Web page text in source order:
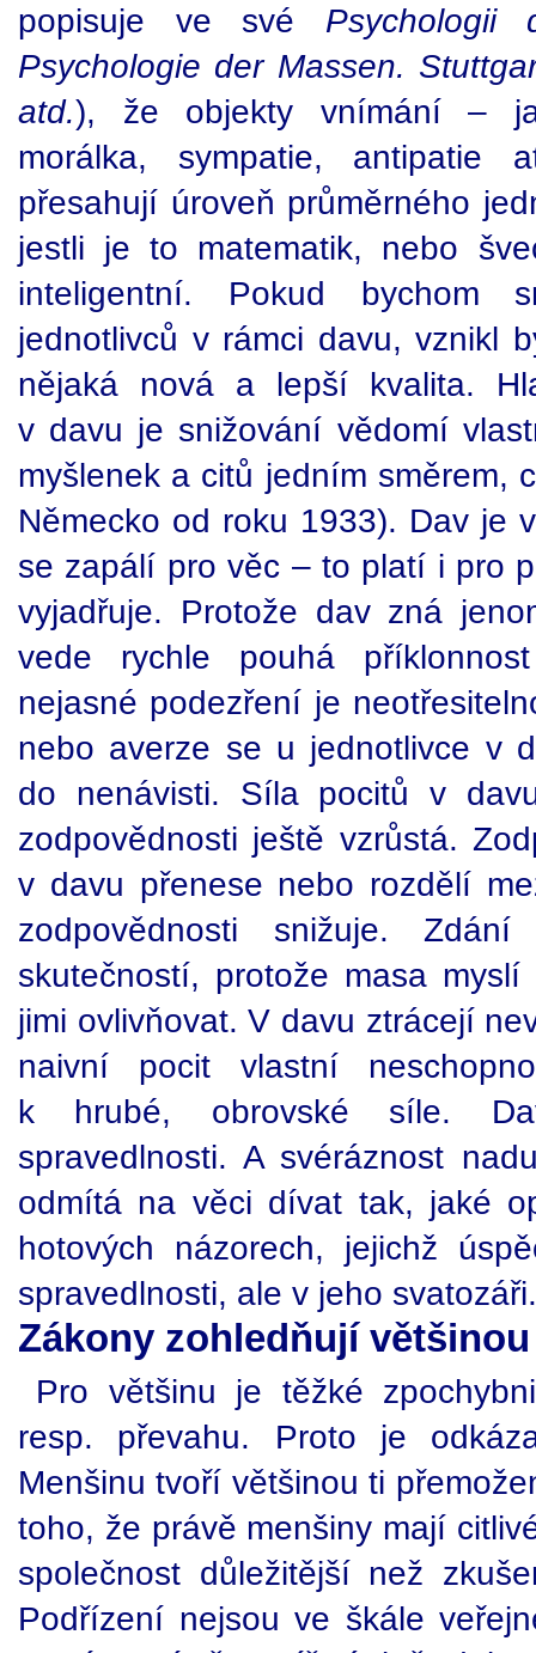
popisuje ve své Psychologii
Psychologie der Massen.
atd.), že objekty vnímání –
morálka, sympatie,
přesahují úroveň průměrného
jestli je to matematik, nebo
inteligentní. Pokud bychom
jednotlivců v rámci davu, vznikl
nějaká nová a lepší kvalita.
v davu je snižování vědomí
myšlenek a citů jedním směrem,
Německo od roku 1933). Dav je
se zapálí pro věc – to platí i pro
vyjadřuje. Protože dav zná
vede rychle pouhá
nejasné podezření je
nebo averze se u jednotlivce v
do nenávisti. Síla pocitů v
zodpovědnosti ještě vzrůstá.
v davu přenese nebo rozdělí
zodpovědnosti snižuje.
skutečností, protože masa
jimi ovlivňovat. V davu ztrácejí
naivní pocit vlastní
k hrubé, obrovské síle.
spravedlnosti. A svéráznost
odmítá na věci dívat tak, jaké
hotových názorech, jejichž
spravedlnosti, ale v jeho
Zákony zohledňují
Pro většinu je těžké
resp. převahu. Proto je
Menšinu tvoří většinou ti
toho, že právě menšiny mají
společnost důležitější než
Podřízení nejsou ve škále